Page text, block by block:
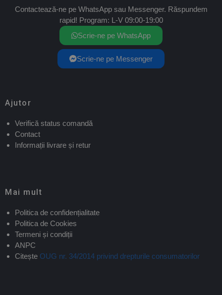
Contactează-ne pe WhatsApp sau Messenger. Răspundem
rapid! Program: L-V 09:00-19:00
Scrie-ne pe WhatsApp
Scrie-ne pe Messenger
Ajutor
Verifică status comandă
Contact
Informații livrare și retur
Mai mult
Politica de confidențialitate
Politica de Cookies
Termeni și condiții
ANPC
Citește OUG nr. 34/2014 privind drepturile consumatorilor